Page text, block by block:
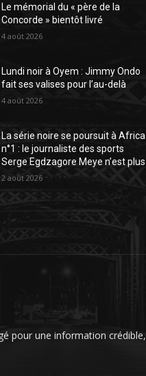
Le mémorial du « père de la
Concorde » bientôt livré
4 août 2026
Lundi noir à Oyem : Jimmy Ondo
fait ses valises pour l’au-delà
4 août 2026
La série noire se poursuit à Africa
n°1 : le journaliste des sports
Serge Egdzagore Meye n’est plus
2 août 2026
pour une information crédible,